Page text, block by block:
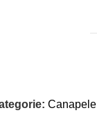
Canapele